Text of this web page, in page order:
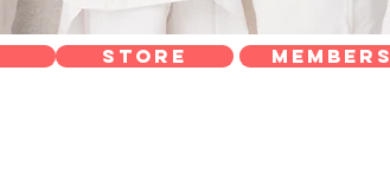
STORE members